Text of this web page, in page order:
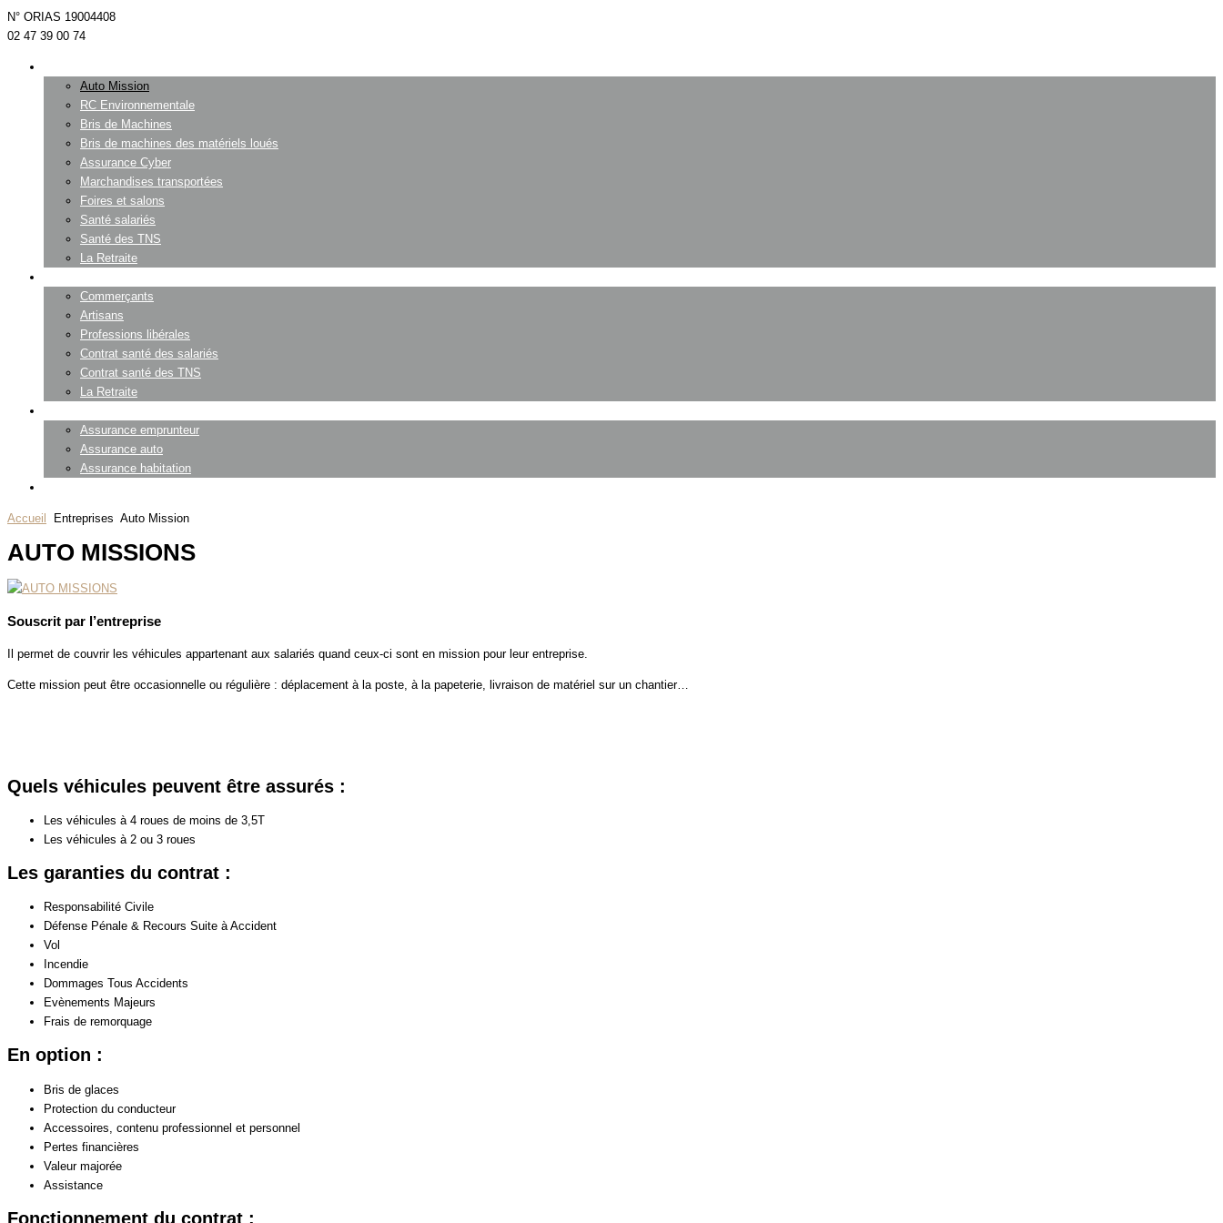
N° ORIAS 19004408
02 47 39 00 74
Auto Mission
RC Environnementale
Bris de Machines
Bris de machines des matériels loués
Assurance Cyber
Marchandises transportées
Foires et salons
Santé salariés
Santé des TNS
La Retraite
Commerçants
Artisans
Professions libérales
Contrat santé des salariés
Contrat santé des TNS
La Retraite
Assurance emprunteur
Assurance auto
Assurance habitation
Accueil Entreprises Auto Mission
AUTO MISSIONS
Souscrit par l’entreprise
Il permet de couvrir les véhicules appartenant aux salariés quand ceux-ci sont en mission pour leur entreprise.
Cette mission peut être occasionnelle ou régulière : déplacement à la poste, à la papeterie, livraison de matériel sur un chantier…
Quels véhicules peuvent être assurés :
Les véhicules à 4 roues de moins de 3,5T
Les véhicules à 2 ou 3 roues
Les garanties du contrat :
Responsabilité Civile
Défense Pénale & Recours Suite à Accident
Vol
Incendie
Dommages Tous Accidents
Evènements Majeurs
Frais de remorquage
En option :
Bris de glaces
Protection du conducteur
Accessoires, contenu professionnel et personnel
Pertes financières
Valeur majorée
Assistance
Fonctionnement du contrat :